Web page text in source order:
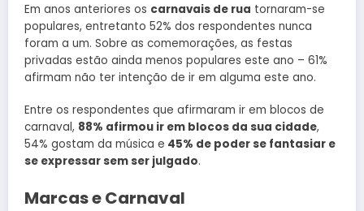
Em anos anteriores os carnavais de rua tornaram-se
populares, entretanto 52% dos respondentes nunca
foram a um. Sobre as comemorações, as festas
privadas estão ainda menos populares este ano – 61%
afirmam não ter intenção de ir em alguma este ano.
Entre os respondentes que afirmaram ir em blocos de
carnaval, 88% afirmou ir em blocos da sua cidade,
54% gostam da música e 45% de poder se fantasiar e
se expressar sem ser julgado.
Marcas e Carnaval